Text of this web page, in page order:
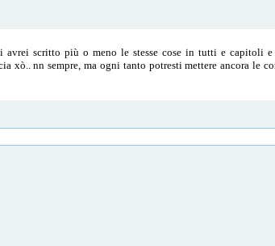
scritto più o meno le stesse cose in tutti e capitoli e
xò.. nn sempre, ma ogni tanto potresti mettere ancora le